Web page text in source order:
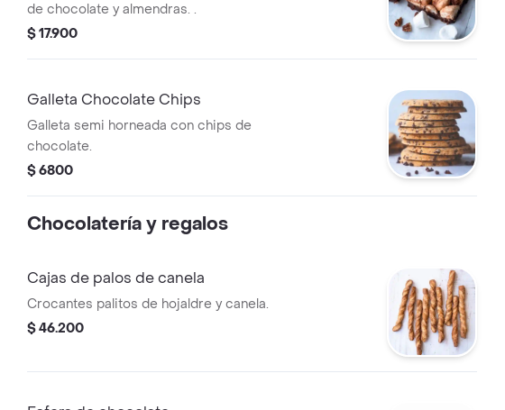
de chocolate y almendras. .
$ 17.900
Galleta Chocolate Chips
Galleta semi horneada con chips de
chocolate.
$ 6800
Chocolatería y regalos
Cajas de palos de canela
Crocantes palitos de hojaldre y canela.
$ 46.200